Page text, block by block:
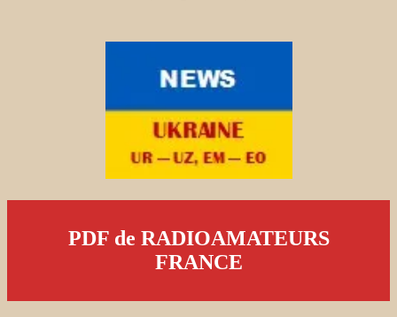
PDF de RADIOAMATEURS
FRANCE